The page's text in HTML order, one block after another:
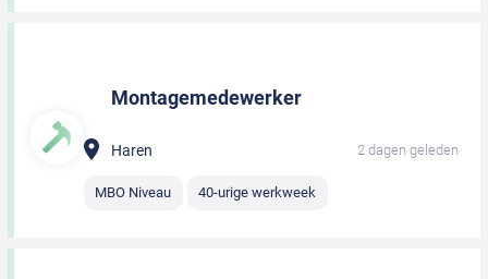
Montagemedewerker
Haren 2 dagen geleden
MBO Niveau 40-urige werkweek